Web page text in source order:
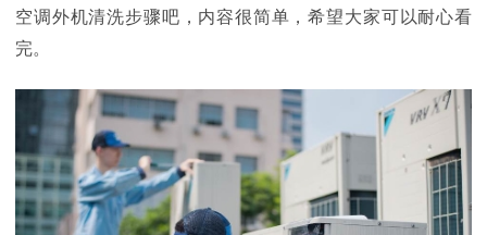
空调外机清洗步骤吧，内容很简单，希望大家可以耐心看
完。